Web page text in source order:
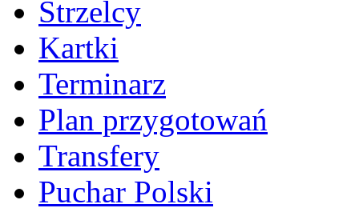
Strzelcy
Kartki
Terminarz
Plan przygotowań
Transfery
Puchar Polski